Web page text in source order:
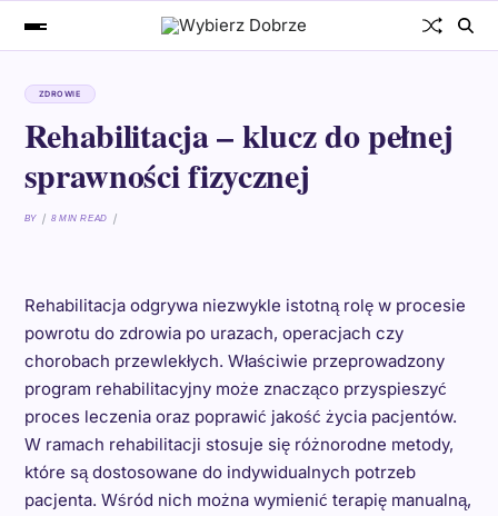
ZDROWIE
Rehabilitacja – klucz do pełnej
sprawności fizycznej
BY 8 MIN READ
Rehabilitacja odgrywa niezwykle istotną rolę w procesie
powrotu do zdrowia po urazach, operacjach czy
chorobach przewlekłych. Właściwie przeprowadzony
program rehabilitacyjny może znacząco przyspieszyć
proces leczenia oraz poprawić jakość życia pacjentów.
W ramach rehabilitacji stosuje się różnorodne metody,
które są dostosowane do indywidualnych potrzeb
pacjenta. Wśród nich można wymienić terapię manualną,